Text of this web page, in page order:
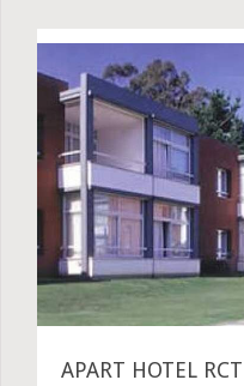
APART HOTEL